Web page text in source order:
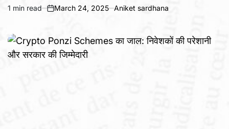
Estimated
time
1 min read
on
March 24, 2025 Aniket sardhana